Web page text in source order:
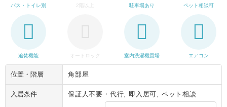
バス・トイレ別 2階以上 駐車場あり ペット相談可
追焚機能 オートロック 室内洗濯機置場 エアコン
位置・階層 角部屋
入居条件 保証人不要・代行, 即入居可, ペット相談